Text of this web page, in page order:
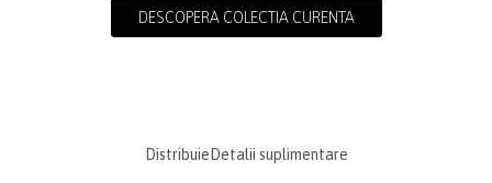
DESCOPERA COLECTIA CURENTA
Distribuie Detalii suplimentare